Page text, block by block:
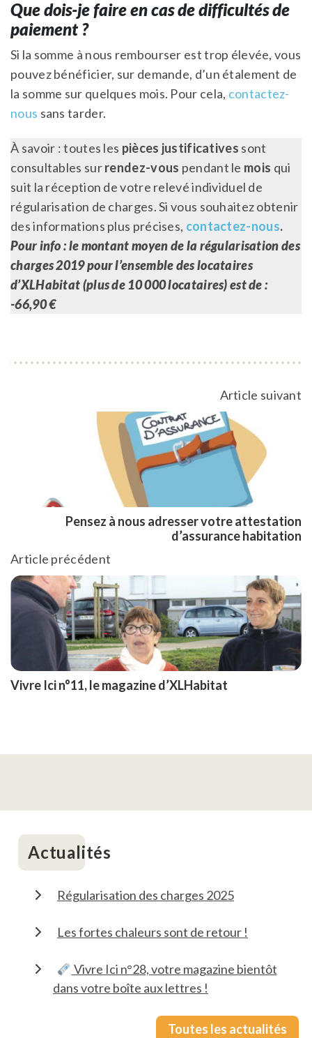
Que dois-je faire en cas de difficultés de
paiement ?
Si la somme à nous rembourser est trop élevée, vous
pouvez bénéficier, sur demande, d’un étalement de
la somme sur quelques mois. Pour cela, contactez-
nous sans tarder.
À savoir : toutes les pièces justificatives sont
consultables surrendez-vous pendant le mois qui
suit la réception de votre relevé individuel de
régularisation de charges. Si vous souhaitez obtenir
des informations plus précises, contactez-nous.
Pour info : le montant moyen de la régularisation des
charges 2019 pour l’ensemble des locataires
d’XLHabitat (plus de 10 000 locataires) est de :
-66,90 €
Article précédent
Vivre Ici n°11, le magazine d’XLHabitat
Article suivant
Pensez à nous adresser votre attestation
d’assurance habitation
Actualités
Régularisation des charges 2025
Les fortes chaleurs sont de retour !
Vivre Ici n°28, votre magazine bientôt
dans votre boîte aux lettres !
Toutes les actualités